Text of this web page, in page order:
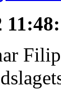
11:48: